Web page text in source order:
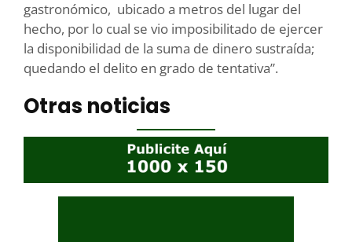
gastronómico, ubicado a metros del lugar del
hecho, por lo cual se vio imposibilitado de ejercer
la disponibilidad de la suma de dinero sustraída;
quedando el delito en grado de tentativa”.
Otras noticias